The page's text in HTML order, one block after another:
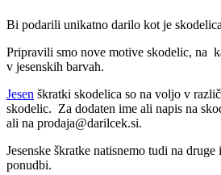
Bi podarili unikatno darilo kot je
Pripravili smo nove motive skodelic, na
v jesenskih barvah.
Jesen škratki skodelica so na voljo v
skodelic. Za dodaten ime ali napis na
ali na prodaja@darilcek.si.
Jesenske škratke natisnemo tudi na
ponudbi.